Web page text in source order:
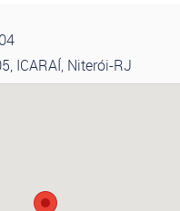
ICARAÍ, Niterói-RJ